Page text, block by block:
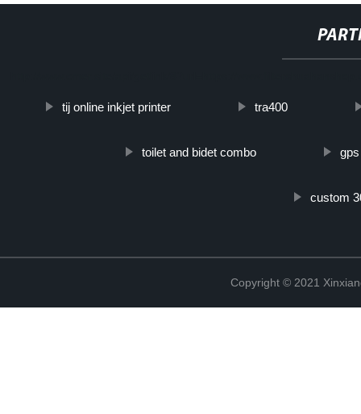
tij online inkjet printer tra400
toilet and bidet combo
custom
Copyright © 2021